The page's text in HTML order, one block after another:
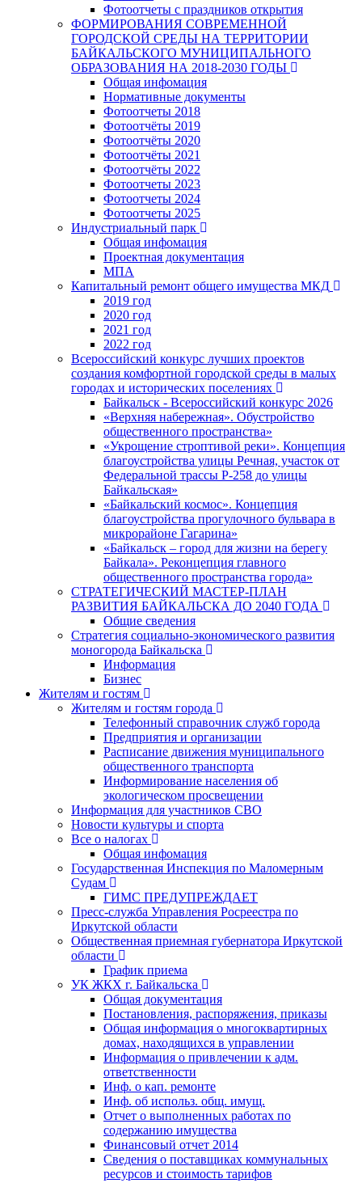
Фотоотчеты с праздников открытия
ФОРМИРОВАНИЯ СОВРЕМЕННОЙ
ГОРОДСКОЙ СРЕДЫ НА ТЕРРИТОРИИ
БАЙКАЛЬСКОГО МУНИЦИПАЛЬНОГО
ОБРАЗОВАНИЯ НА 2018-2030 ГОДЫ
Общая инфомация
Нормативные документы
Фотоотчеты 2018
Фотоотчёты 2019
Фотоотчёты 2020
Фотоотчёты 2021
Фотоотчёты 2022
Фотоотчеты 2023
Фотоотчеты 2024
Фотоотчеты 2025
Индустриальный парк
Общая инфомация
Проектная документация
МПА
Капитальный ремонт общего имущества МКД
2019 год
2020 год
2021 год
2022 год
Всероссийский конкурс лучших проектов
создания комфортной городской среды в малых
городах и исторических поселениях
Байкальск - Всероссийский конкурс 2026
«Верхняя набережная». Обустройство
общественного пространства»
«Укрощение строптивой реки». Концепция
благоустройства улицы Речная, участок от
Федеральной трассы Р-258 до улицы
Байкальская»
«Байкальский космос». Концепция
благоустройства прогулочного бульвара в
микрорайоне Гагарина»
«Байкальск – город для жизни на берегу
Байкала». Реконцепция главного
общественного пространства города»
СТРАТЕГИЧЕСКИЙ МАСТЕР-ПЛАН
РАЗВИТИЯ БАЙКАЛЬСКА ДО 2040 ГОДА
Общие сведения
Стратегия социально-экономического развития
моногорода Байкальска
Информация
Бизнес
Жителям и гостям
Жителям и гостям города
Телефонный справочник служб города
Предприятия и организации
Расписание движения муниципального
общественного транспорта
Информирование населения об
экологическом просвещении
Информация для участников СВО
Новости культуры и спорта
Все о налогах
Общая инфомация
Государственная Инспекция по Маломерным
Судам
ГИМС ПРЕДУПРЕЖДАЕТ
Пресс-служба Управления Росреестра по
Иркутской области
Общественная приемная губернатора Иркутской
области
График приема
УК ЖКХ г. Байкальска
Общая документация
Постановления, распоряжения, приказы
Общая информация о многоквартирных
домах, находящихся в управлении
Информация о привлечении к адм.
ответственности
Инф. о кап. ремонте
Инф. об использ. общ. имущ.
Отчет о выполненных работах по
содержанию имущества
Финансовый отчет 2014
Сведения о поставщиках коммунальных
ресурсов и стоимость тарифов